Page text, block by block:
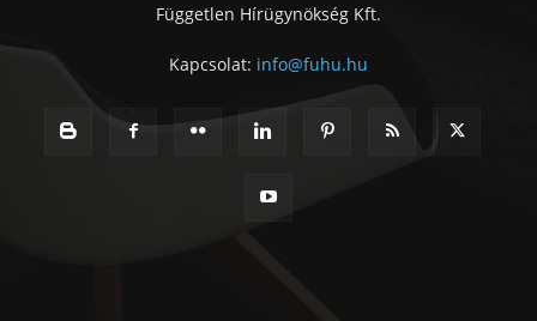
Független Hírügynökség Kft.
Kapcsolat: info@fuhu.hu